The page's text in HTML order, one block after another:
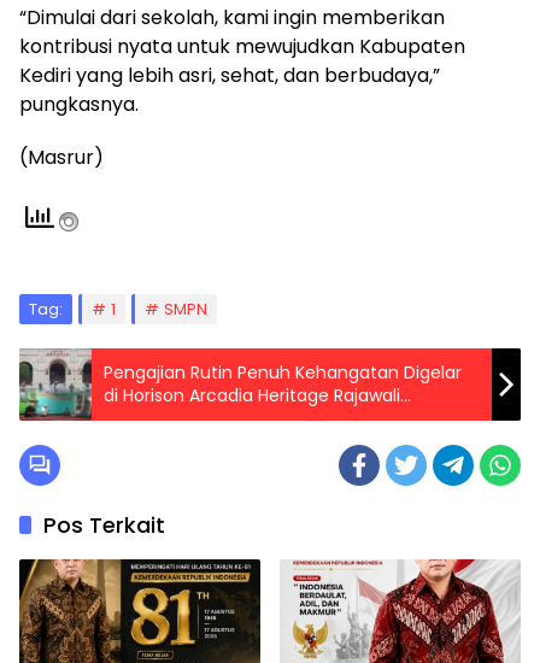
“Dimulai dari sekolah, kami ingin memberikan
kontribusi nyata untuk mewujudkan Kabupaten
Kediri yang lebih asri, sehat, dan berbudaya,”
pungkasnya.
(Masrur)
Tag: 1 SMPN
Pengajian Rutin Penuh Kehangatan Digelar
di Horison Arcadia Heritage Rajawali
Surabaya
Pos Terkait